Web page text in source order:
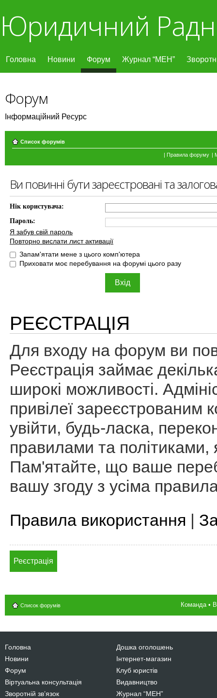
Юридичний
Головна Новини Форум Журнал “МЕН”
Форум
Інформаційний Ресурс
Список форумів
| Правила форуму |
Ви повинні бути зареєстровані та
Нік користувача:
Пароль:
Я забув свій пароль
Повторно вислати лист активації
Запам'ятати мене з цього комп'ютера
Приховати моє перебування на форумі цього разу
РЕЄСТРАЦІЯ
Для входу на форум ви
Реєстрація займає
широкі можливості.
привілеї зареєстрованим
увійти, будь-ласка,
правилами та політиками,
Пам'ятайте, що ваше
вашу згоду з усіма
Правила використання
Реєстрація
Список форумів Команда•
Головна
Новини
Форум
Віртуальна консультація
Зворотній зв’язок
Дошка оголошень
Інтернет-магазин
Клуб юристів
Видавництво
Журнал “МЕН”